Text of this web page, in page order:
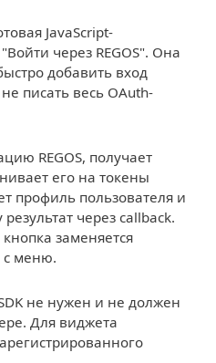
JavaScript-
через REGOS". Она
добавить вход
писать весь OAuth-
REGOS, получает
его на токены
профиль пользователя и
через callback.
заменяется
с меню.
не нужен и не должен
Для виджета